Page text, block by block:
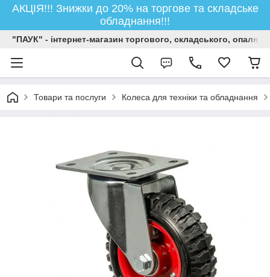
АКЦІЯ!!! Знижки до 20% на торгове та складське
обладнання!!!
"ПАУК" - інтернет-магазин торгового, складського,
Товари та послуги Колеса для техніки та обладнання